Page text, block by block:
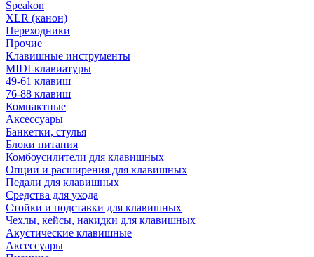
Speakon
XLR (канон)
Переходники
Прочие
Клавишные инструменты
MIDI-клавиатуры
49-61 клавиш
76-88 клавиш
Компактные
Аксессуары
Банкетки, стулья
Блоки питания
Комбоусилители для клавишных
Опции и расширения для клавишных
Педали для клавишных
Средства для ухода
Стойки и подставки для клавишных
Чехлы, кейсы, накидки для клавишных
Акустические клавишные
Аксессуары